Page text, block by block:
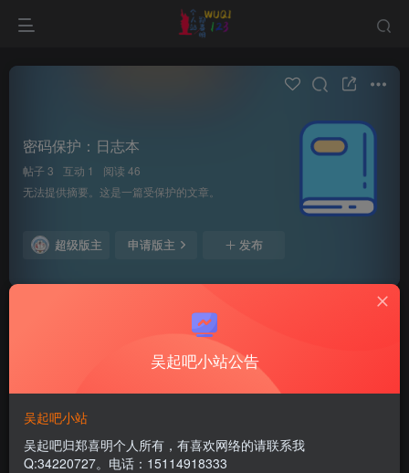
密码保护：日志本
帖子 3 互动 1
阅读 46
无法提供摘要。这是一篇受保护的文章。
超级版主 申请版主 发布
热门
我的贵阳之行
郑喜明
吴起吧小站公告
吴起吧小站
吴起吧归郑喜明个人所有，有喜欢网络的请联系我
Q:34220727。电话：15114918333